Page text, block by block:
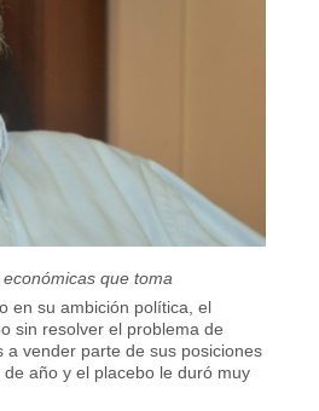
que toma
en su ambición política, el
sin resolver el problema de
a vender parte de sus posiciones
año y el placebo le duró muy